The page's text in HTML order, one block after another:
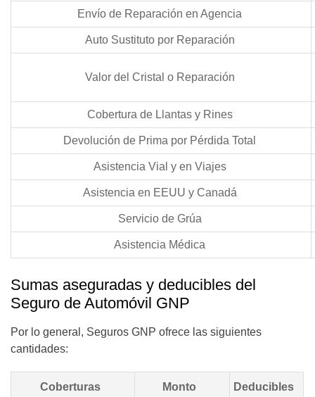
Envío de Reparación en Agencia
Auto Sustituto por Reparación
Valor del Cristal o Reparación
Cobertura de Llantas y Rines
Devolución de Prima por Pérdida Total
Asistencia Vial y en Viajes
Asistencia en EEUU y Canadá
Servicio de Grúa
Asistencia Médica
Sumas aseguradas y deducibles del
Seguro de Automóvil GNP
Por lo general, Seguros GNP ofrece las siguientes
cantidades:
Coberturas Monto Deducibles